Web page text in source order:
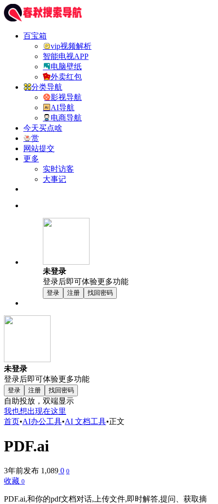
百宝箱
vip视频解析
智能电视APP
电脑壁纸
外卖红包
分类导航
影视导航
AI导航
电商导航
今天买点啥
赏
网站提交
更多
实时访客
大事记
未登录
登录后即可体验更多功能
登录 注册 找回密码
未登录
登录后即可体验更多功能
登录 注册 找回密码
自助投放，双端显示
我也想出现在这里
首页•AI办公工具•AI 文档工具•正文
PDF.ai
3年前发布 1,089 0 0
收藏 0
PDF.ai,和你的pdf文档对话,上传文件,即时解答,提问、获取摘